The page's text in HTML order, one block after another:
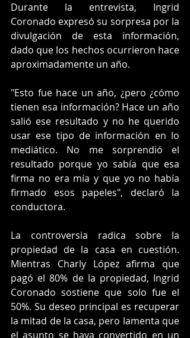
Durante la entrevista, Ingrid
Coronado expresó su sorpresa por la
divulgación de esta información,
dado que los hechos ocurrieron hace
aproximadamente un año.
"Esto fue hace un año, ¿pero ¿cómo
tienen esa información? Hace un año
salió ese resultado y no he querido
usar ese tipo de información en lo
mediático. No me sorprendió el
resultado porque yo sabía que esa
firma no era mía y que yo no había
firmado esos papeles", declaró la
conductora.
La controversia radica sobre la
propiedad de la casa en cuestión.
Mientras Charly López afirma que
pagó el 80% de la propiedad, Ingrid
Coronado sostiene que solo fue el
50%. Su deseo principal es recuperar
la mitad de la casa, pero lamenta que
el asunto se haya convertido en un